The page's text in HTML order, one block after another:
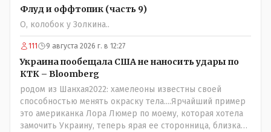
Флуд и оффтопик (часть 9)
О, колобок у Золкина..
111 9 августа 2026 г. в 12:27
Украина пообещала США не наносить удары по
КТК – Bloomberg
родом из Шанхая2022: хамелеоны известны своей
способностью менять окраску тела....Ярчайший пример
это американка Лора Люмер по моему, которая хотела
замочить Украину, теперь ярая ее сторонница, близкая